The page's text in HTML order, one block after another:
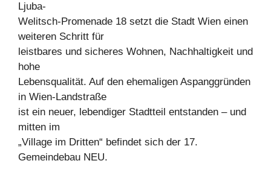
Ljuba-
Welitsch-Promenade 18 setzt die Stadt Wien einen
weiteren Schritt für
leistbares und sicheres Wohnen, Nachhaltigkeit und
hohe
Lebensqualität. Auf den ehemaligen Aspanggründen
in Wien-Landstraße
ist ein neuer, lebendiger Stadtteil entstanden – und
mitten im
„Village im Dritten“ befindet sich der 17.
Gemeindebau NEU.